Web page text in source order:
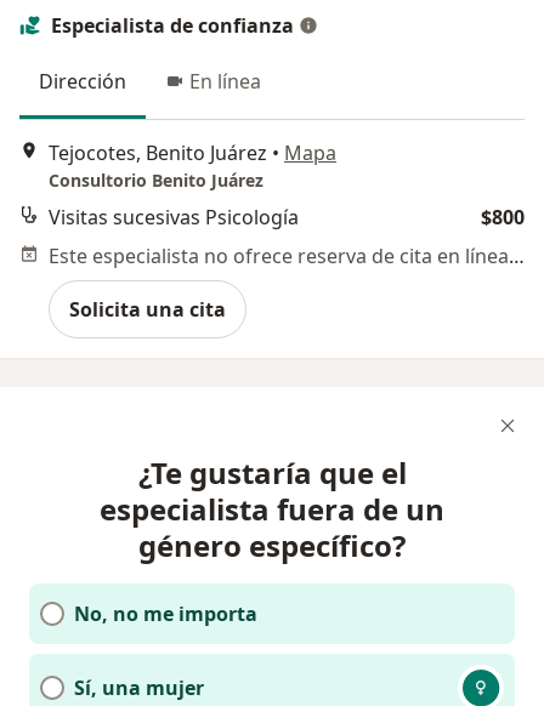
Especialista de confianza
Dirección En línea
Tejocotes, Benito Juárez • Mapa
Consultorio Benito Juárez
Visitas sucesivas Psicología
$800
Este especialista no ofrece reserva de cita en línea en esta dirección.
Solicita una cita
¿Te gustaría que el
especialista fuera de un
género específico?
No, no me importa
Sí, una mujer